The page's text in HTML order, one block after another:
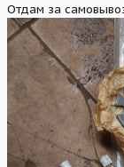
Отдам за